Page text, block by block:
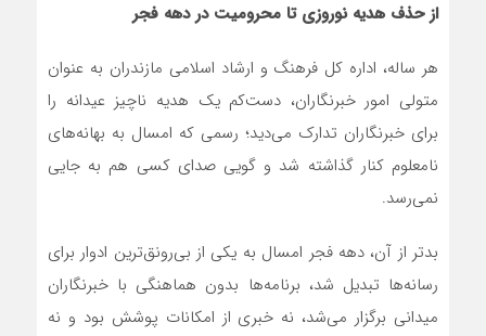
از حذف هدیه نوروزی تا محرومیت در دهه فجر
هر ساله، اداره کل فرهنگ و ارشاد اسلامی مازندران به عنوان
متولی امور خبرنگاران، دست‌کم یک هدیه ناچیز عیدانه را
برای خبرنگاران تدارک می‌دید؛ رسمی که امسال به بهانه‌های
نامعلوم کنار گذاشته شد و گویی صدای کسی هم به جایی
نمی‌رسد.
بدتر از آن، دهه فجر امسال به یکی از بی‌رونق‌ترین ادوار برای
رسانه‌ها تبدیل شد، برنامه‌ها بدون هماهنگی با خبرنگاران
میدانی برگزار می‌شد، نه خبری از امکانات پوشش بود و نه